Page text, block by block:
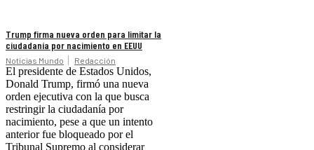
Trump firma nueva orden para limitar la
ciudadanía por nacimiento en EEUU
Noticias Mundo Redacción
El presidente de Estados Unidos,
Donald Trump, firmó una nueva
orden ejecutiva con la que busca
restringir la ciudadanía por
nacimiento, pese a que un intento
anterior fue bloqueado por el
Tribunal Supremo al considerar